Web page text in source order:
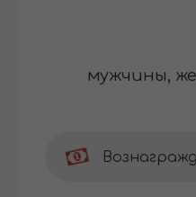
мужчины,